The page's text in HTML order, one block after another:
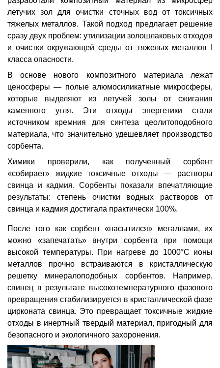
летучих зол для очистки сточных вод от токсичных
тяжелых металлов. Такой подход предлагает решение
сразу двух проблем: утилизации золошлаковых отходов
и очистки окружающей среды от тяжелых металлов
класса опасности.
В основе нового композитного материала лежат
ценосферы — полые алюмосиликатные микросферы,
которые выделяют из летучей золы от сжигания
каменного угля. Эти отходы энергетики стали
источником кремния для синтеза цеолитоподобного
материала, что значительно удешевляет производство
сорбента.
Химики проверили, как полученный сорбент
«собирает» жидкие токсичные отходы— растворы
свинца и кадмия. Сорбенты показали впечатляющие
результаты: степень очистки водных растворов от
свинца и кадмия достигала практически 100%.
После того как сорбент «насытился» металлами, их
можно «запечатать» внутри сорбента при помощи
высокой температуры. При нагреве до 1000°C ионы
металлов прочно встраиваются в кристаллическую
решетку минералоподобных сорбентов. Например,
свинец в результате высокотемпературного фазового
превращения стабилизируется в кристаллической фазе
цирконата свинца. Это превращает токсичные жидкие
отходы в инертный твердый материал, пригодный для
безопасного и экологичного захоронения.